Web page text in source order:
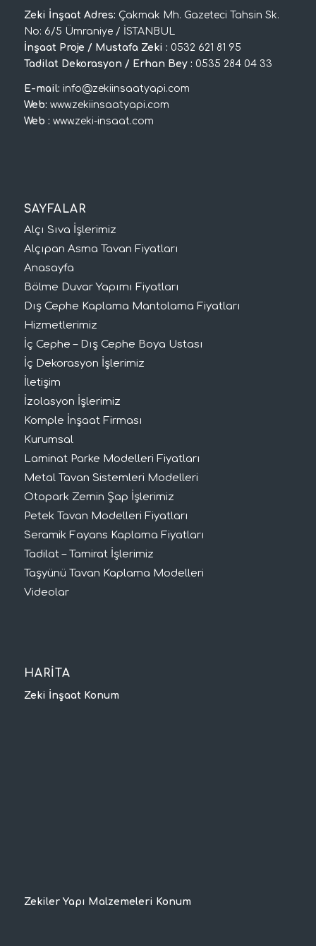
Zeki İnşaat Adres: Çakmak Mh. Gazeteci Tahsin Sk.
No: 6/5 Ümraniye / İSTANBUL
İnşaat Proje / Mustafa Zeki : 0532 621 81 95
Tadilat Dekorasyon / Erhan Bey : 0535 284 04 33
E-mail: info@zekiinsaatyapi.com
Web: www.zekiinsaatyapi.com
Web : www.zeki-insaat.com
SAYFALAR
Alçı Sıva İşlerimiz
Alçıpan Asma Tavan Fiyatları
Anasayfa
Bölme Duvar Yapımı Fiyatları
Dış Cephe Kaplama Mantolama Fiyatları
Hizmetlerimiz
İç Cephe – Dış Cephe Boya Ustası
İç Dekorasyon İşlerimiz
İletişim
İzolasyon İşlerimiz
Komple İnşaat Firması
Kurumsal
Laminat Parke Modelleri Fiyatları
Metal Tavan Sistemleri Modelleri
Otopark Zemin Şap İşlerimiz
Petek Tavan Modelleri Fiyatları
Seramik Fayans Kaplama Fiyatları
Tadilat – Tamirat İşlerimiz
Taşyünü Tavan Kaplama Modelleri
Videolar
HARİTA
Zeki İnşaat Konum
Zekiler Yapı Malzemeleri Konum